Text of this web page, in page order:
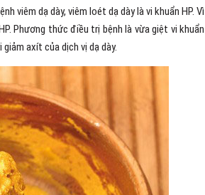
viêm dạ dày, viêm loét dạ dày là vi khuẩn HP. Vì
Phương thức điều trị bệnh là vừa giệt vi khuẩn
axít của dịch vị dạ dày.